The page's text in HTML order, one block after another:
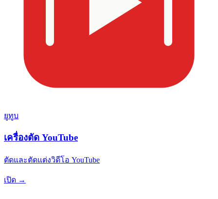
ยูทูบ
เครื่องตัด YouTube
ตัดและตัดแต่งวิดีโอ YouTube
เปิด →